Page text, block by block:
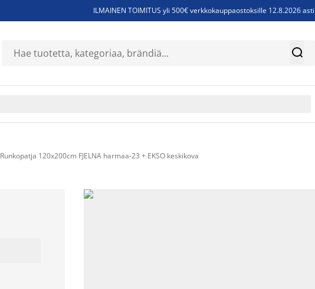
ILMAINEN TOIMITUS yli 500€ verkkokauppaostoksille 12.8.2026 asti
Sijauspatjoja - Säästä jopa 60% 
Runkopatja 120x200cm FJELNA harmaa-23 + EKSO keskikova